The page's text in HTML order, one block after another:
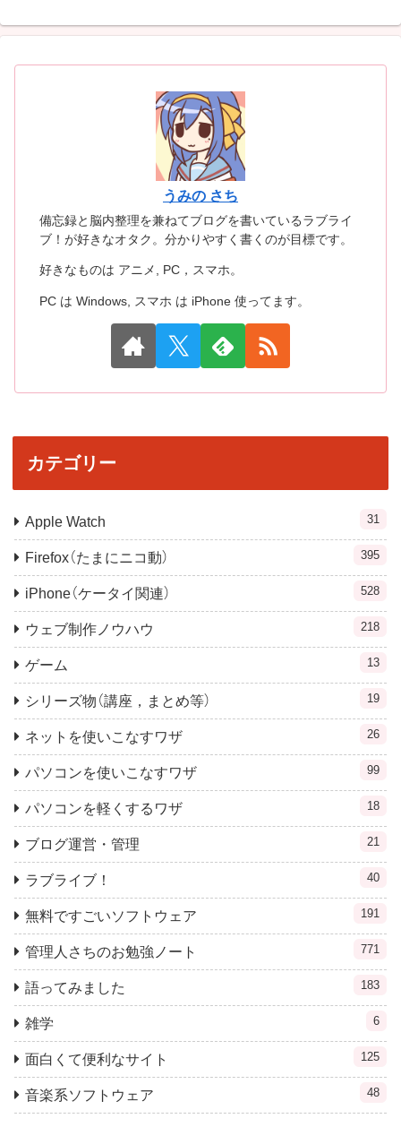
うみの さち
備忘録と脳内整理を兼ねてブログを書いているラブライ
ブ！が好きなオタク。分かりやすく書くのが目標です。
好きなものは アニメ, PC，スマホ。
PC は Windows, スマホ は iPhone 使ってます。
カテゴリー
Apple Watch 31
Firefox（たまにニコ動） 395
iPhone（ケータイ関連） 528
ウェブ制作ノウハウ 218
ゲーム 13
シリーズ物（講座，まとめ等） 19
ネットを使いこなすワザ 26
パソコンを使いこなすワザ 99
パソコンを軽くするワザ 18
ブログ運営・管理 21
ラブライブ！ 40
無料ですごいソフトウェア 191
管理人さちのお勉強ノート 771
語ってみました 183
雑学 6
面白くて便利なサイト 125
音楽系ソフトウェア 48